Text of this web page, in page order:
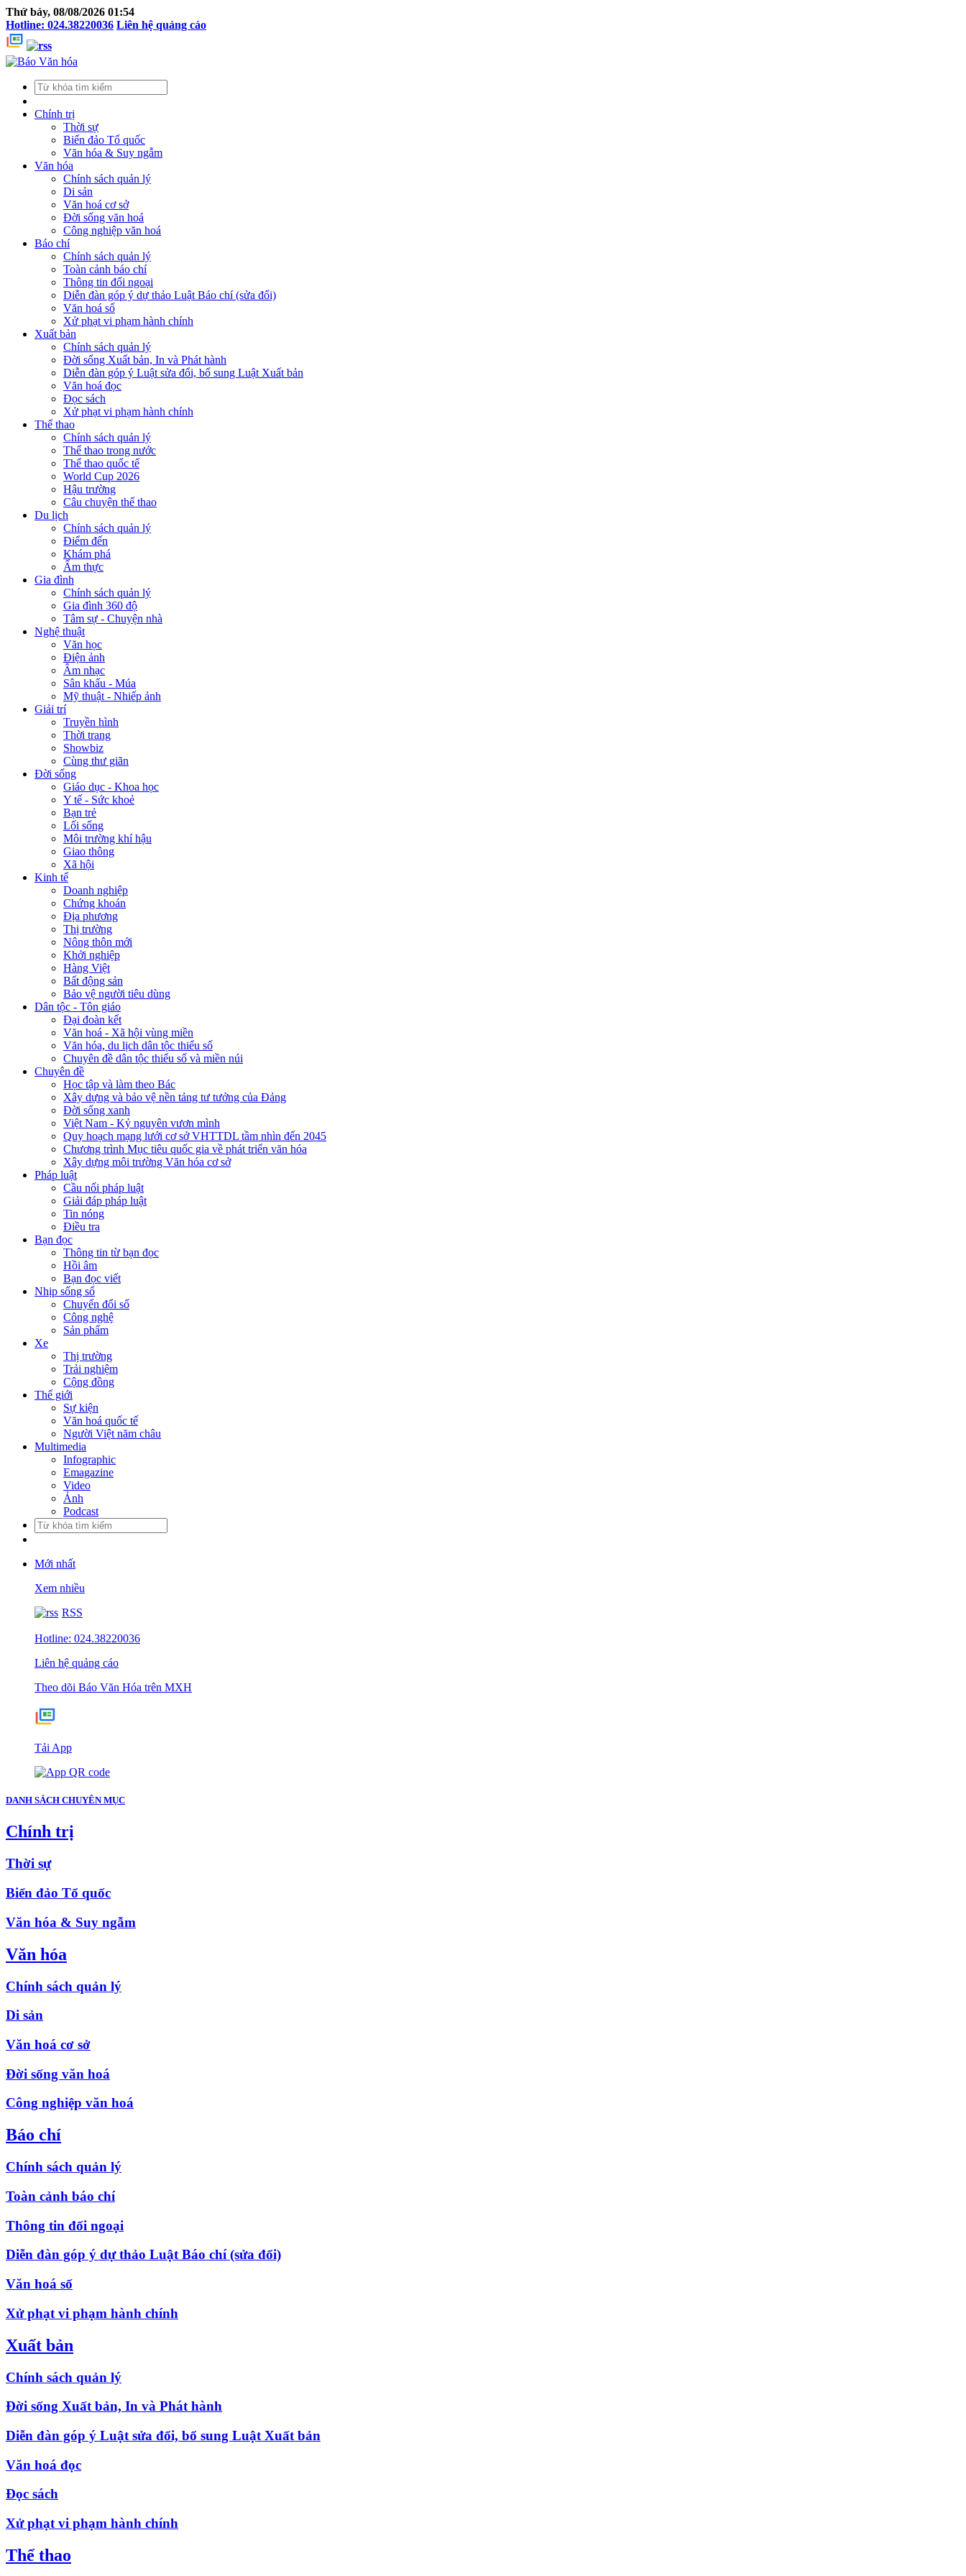
Thứ bảy, 08/08/2026 01:54
Hotline: 024.38220036 Liên hệ quảng cáo
Chính trị
Thời sự
Biển đảo Tổ quốc
Văn hóa & Suy ngẫm
Văn hóa
Chính sách quản lý
Di sản
Văn hoá cơ sở
Đời sống văn hoá
Công nghiệp văn hoá
Báo chí
Chính sách quản lý
Toàn cảnh báo chí
Thông tin đối ngoại
Diễn đàn góp ý dự thảo Luật Báo chí (sửa đổi)
Văn hoá số
Xử phạt vi phạm hành chính
Xuất bản
Chính sách quản lý
Đời sống Xuất bản, In và Phát hành
Diễn đàn góp ý Luật sửa đổi, bổ sung Luật Xuất bản
Văn hoá đọc
Đọc sách
Xử phạt vi phạm hành chính
Thể thao
Chính sách quản lý
Thể thao trong nước
Thể thao quốc tế
World Cup 2026
Hậu trường
Câu chuyện thể thao
Du lịch
Chính sách quản lý
Điểm đến
Khám phá
Ẩm thực
Gia đình
Chính sách quản lý
Gia đình 360 độ
Tâm sự - Chuyện nhà
Nghệ thuật
Văn học
Điện ảnh
Âm nhạc
Sân khấu - Múa
Mỹ thuật - Nhiếp ảnh
Giải trí
Truyền hình
Thời trang
Showbiz
Cùng thư giãn
Đời sống
Giáo dục - Khoa học
Y tế - Sức khoẻ
Bạn trẻ
Lối sống
Môi trường khí hậu
Giao thông
Xã hội
Kinh tế
Doanh nghiệp
Chứng khoán
Địa phương
Thị trường
Nông thôn mới
Khởi nghiệp
Hàng Việt
Bất động sản
Bảo vệ người tiêu dùng
Dân tộc - Tôn giáo
Đại đoàn kết
Văn hoá - Xã hội vùng miền
Văn hóa, du lịch dân tộc thiểu số
Chuyên đề dân tộc thiểu số và miền núi
Chuyên đề
Học tập và làm theo Bác
Xây dựng và bảo vệ nền tảng tư tưởng của Đảng
Đời sống xanh
Việt Nam - Kỷ nguyên vươn mình
Quy hoạch mạng lưới cơ sở VHTTDL tầm nhìn đến 2045
Chương trình Mục tiêu quốc gia về phát triển văn hóa
Xây dựng môi trường Văn hóa cơ sở
Pháp luật
Cầu nối pháp luật
Giải đáp pháp luật
Tin nóng
Điều tra
Bạn đọc
Thông tin từ bạn đọc
Hồi âm
Bạn đọc viết
Nhịp sống số
Chuyển đổi số
Công nghệ
Sản phẩm
Xe
Thị trường
Trải nghiệm
Cộng đồng
Thế giới
Sự kiện
Văn hoá quốc tế
Người Việt năm châu
Multimedia
Infographic
Emagazine
Video
Ảnh
Podcast
Mới nhất
Xem nhiều
RSS
Hotline: 024.38220036
Liên hệ quảng cáo
Theo dõi Báo Văn Hóa trên MXH
Tải App
DANH SÁCH CHUYÊN MỤC
Chính trị
Thời sự
Biển đảo Tổ quốc
Văn hóa & Suy ngẫm
Văn hóa
Chính sách quản lý
Di sản
Văn hoá cơ sở
Đời sống văn hoá
Công nghiệp văn hoá
Báo chí
Chính sách quản lý
Toàn cảnh báo chí
Thông tin đối ngoại
Diễn đàn góp ý dự thảo Luật Báo chí (sửa đổi)
Văn hoá số
Xử phạt vi phạm hành chính
Xuất bản
Chính sách quản lý
Đời sống Xuất bản, In và Phát hành
Diễn đàn góp ý Luật sửa đổi, bổ sung Luật Xuất bản
Văn hoá đọc
Đọc sách
Xử phạt vi phạm hành chính
Thể thao